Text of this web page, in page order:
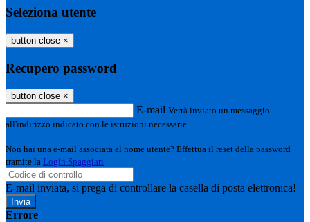
Seleziona utente
button close ×
Recupero password
button close ×
E-mail Verrà inviato un messaggio
all'indirizzo indicato con le istruzioni necessarie.
Non hai una e-mail associata al nome utente? Effettua il reset della password
tramite la Login Spaggiari
E-mail inviata, si prega di controllare la casella di posta elettronica!
Errore